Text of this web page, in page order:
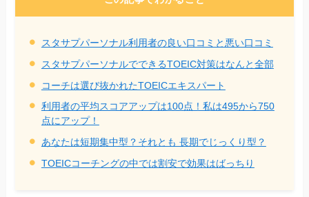
スタサプパーソナル利用者の良い口コミと悪い口コミ
スタサプパーソナルでできるTOEIC対策はなんと全部
コーチは選び抜かれたTOEICエキスパート
利用者の平均スコアアップは100点！私は495から750
点にアップ！
あなたは短期集中型？それとも 長期でじっくり型？
TOEICコーチングの中では割安で効果はばっちり